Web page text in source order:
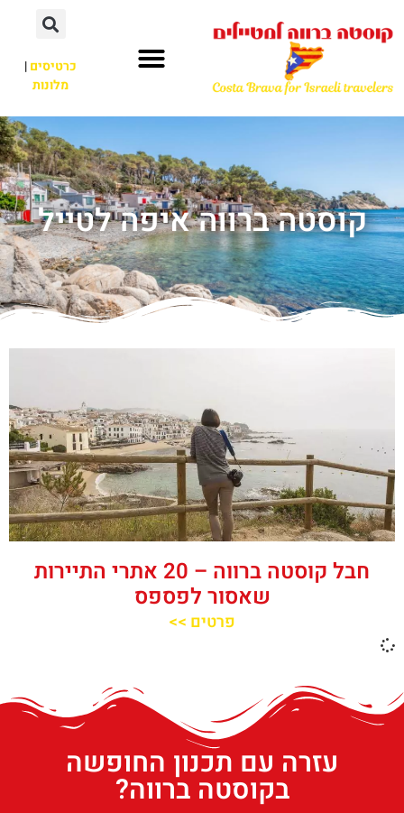
כרטיסים|
מלונות
קוסטה ברווה איפה לטייל
חבל קוסטה ברווה – 20 אתרי התיירות
שאסור לפספס
פרטים >>
עזרה עם תכנון החופשה
בקוסטה ברווה?